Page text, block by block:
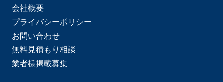
会社概要
プライバシーポリシー
お問い合わせ
無料見積もり相談
業者様掲載募集